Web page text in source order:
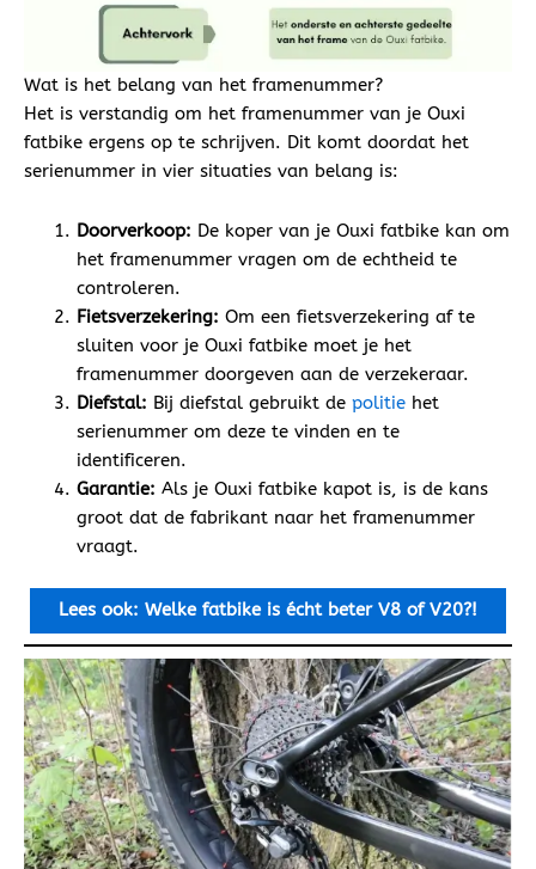
Wat is het belang van het framenummer?
Het is verstandig om het framenummer van je Ouxi
fatbike ergens op te schrijven. Dit komt doordat het
serienummer in vier situaties van belang is:
Doorverkoop: De koper van je Ouxi fatbike kan om
het framenummer vragen om de echtheid te
controleren.
Fietsverzekering: Om een fietsverzekering af te
sluiten voor je Ouxi fatbike moet je het
framenummer doorgeven aan de verzekeraar.
Diefstal: Bij diefstal gebruikt de politiehet
serienummer om deze te vinden en te
identificeren.
Garantie: Als je Ouxi fatbike kapot is, is de kans
groot dat de fabrikant naar het framenummer
vraagt.
Lees ook: Welke fatbike is écht beter V8 of V20?!